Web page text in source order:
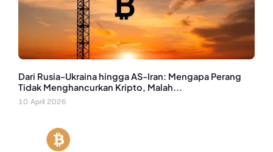
Dari Rusia-Ukraina hingga AS-Iran: Mengapa Perang
Tidak Menghancurkan Kripto, Malah...
10 April 2026